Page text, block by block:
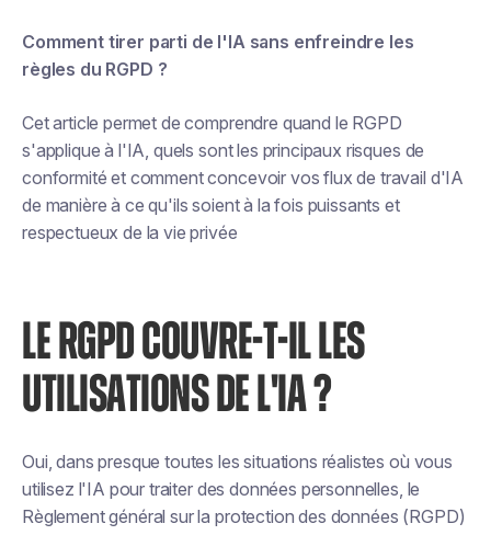
Comment tirer parti de l'IA sans enfreindre les
règles du RGPD ?
Cet article permet de comprendre quand le RGPD
s'applique à l'IA, quels sont les principaux risques de
conformité et comment concevoir vos flux de travail d'IA
de manière à ce qu'ils soient à la fois puissants et
respectueux de la vie privée
LE RGPD COUVRE-T-IL LES
UTILISATIONS DE L'IA ?
Oui, dans presque toutes les situations réalistes où vous
utilisez l'IA pour traiter des données personnelles, le
Règlement général sur la protection des données (RGPD)